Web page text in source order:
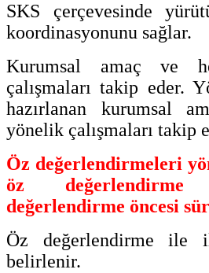
SKS çerçevesinde
koordinasyonunu sağlar.
Kurumsal amaç ve
çalışmaları takip eder.
hazırlanan kurumsal
yönelik çalışmaları takip
Öz değerlendirmeleri
öz
değerlendirme öncesi
Öz değerlendirme ile
belirlenir.